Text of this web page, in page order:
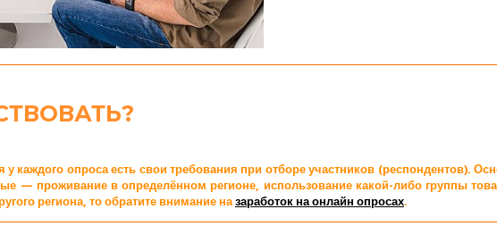
у каждого опроса есть свои требования при отборе участников (респондентов).
— проживание в определённом регионе, использование какой-либо группы
региона, то обратите внимание на заработок на онлайн опросах.